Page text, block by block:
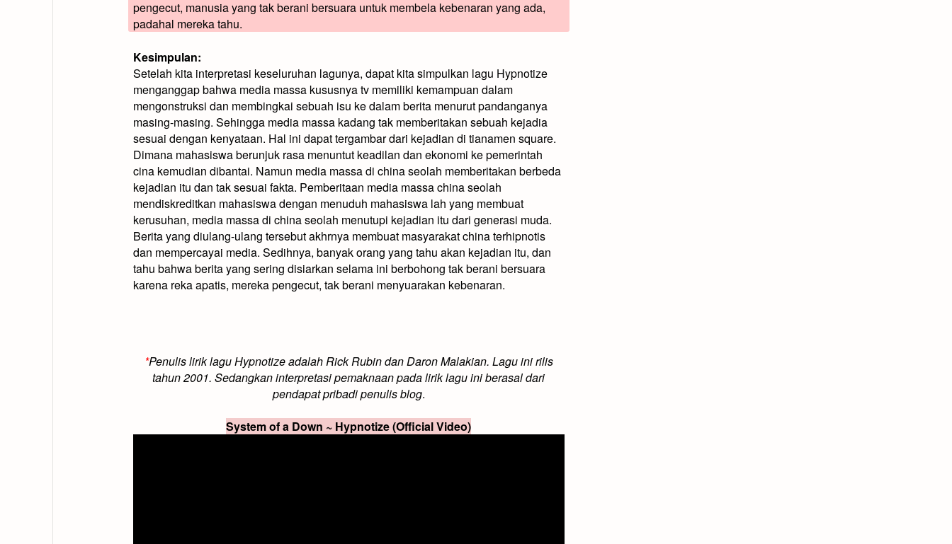
pengecut, manusia yang tak berani bersuara untuk membela kebenaran yang ada,
padahal mereka tahu.
Kesimpulan:
Setelah kita interpretasi keseluruhan lagunya, dapat kita simpulkan lagu Hypnotize
menganggap bahwa mediamassa kususnya tv memiliki kemampuan dalam
mengonstruksi dan membingkai sebuah isu ke dalam berita menurut pandanganya
masing-masing. Sehingga media massa kadang tak memberitakan sebuah kejadia
sesuai dengan kenyataan. Hal ini dapat tergambar dari kejadian di tianamen square.
Dimana mahasiswa berunjuk rasa menuntut keadilan dan ekonomi ke pemerintah
cina kemudian dibantai. Namun media massa di china seolah memberitakan berbeda
kejadian itu dan tak sesuai fakta. Pemberitaan media massa china seolah
mendiskreditkan mahasiswa dengan menuduh mahasiswa lah yang membuat
kerusuhan, media massa di china seolah menutupi kejadian itu dari generasi muda.
Berita yang diulang-ulang tersebut akhrnya membuat masyarakat china terhipnotis
dan mempercayai media. Sedihnya, banyak orang yang tahu akan kejadian itu, dan
tahu bahwa berita yang sering disiarkan selama ini berbohong tak berani bersuara
karena reka apatis, mereka pengecut, tak berani menyuarakan kebenaran.
*Penulis lirik lagu Hypnotize adalah Rick Rubin dan Daron Malakian. Lagu ini rilis
tahun 2001. Sedangkan interpretasi pemaknaan pada lirik lagu ini berasal dari
pendapat pribadi penulis blog.
System of a Down ~ Hypnotize (Official Video)